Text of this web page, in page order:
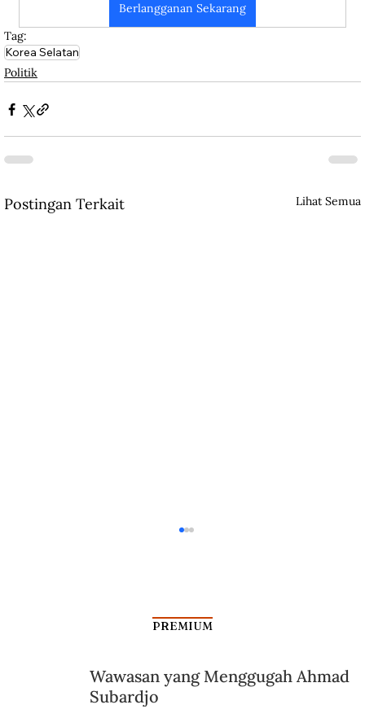
Berlangganan Sekarang
Tag:
Korea Selatan
Politik
Postingan Terkait Lihat Semua
PREMIUM
Wawasan yang Menggugah Ahmad
Subardjo